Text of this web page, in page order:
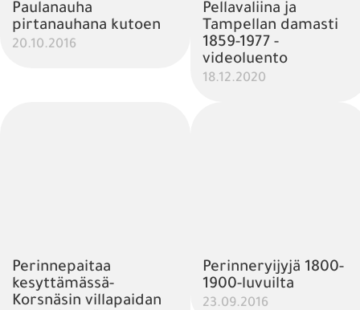
Paulanauha
pirtanauhana kutoen
20.10.2016
Pellavaliina ja
Tampellan damasti
1859-1977 -
videoluento
18.12.2020
Perinnepaitaa
kesyttämässä-
Korsnäsin villapaidan
Perinneryijyjä 1800-
1900-luvuilta
23.09.2016